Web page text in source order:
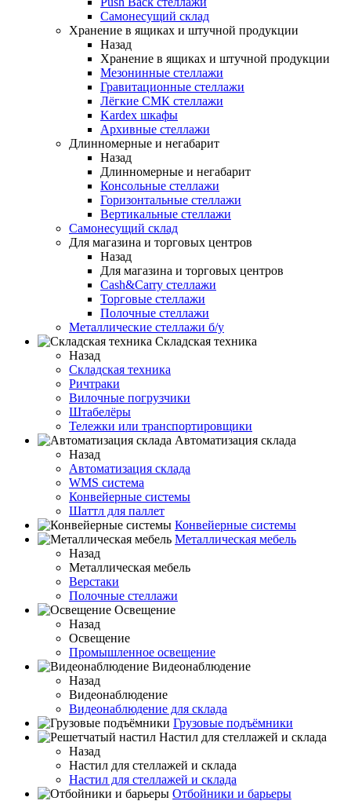
Самонесущий склад
Хранение в ящиках и штучной продукции
Назад
Хранение в ящиках и штучной продукции
Мезонинные стеллажи
Гравитационные стеллажи
Лёгкие СМК стеллажи
Kardex шкафы
Архивные стеллажи
Длинномерные и негабарит
Назад
Длинномерные и негабарит
Консольные стеллажи
Горизонтальные стеллажи
Вертикальные стеллажи
Самонесущий склад
Для магазина и торговых центров
Назад
Для магазина и торговых центров
Cash&Carry стеллажи
Торговые стеллажи
Полочные стеллажи
Металлические стеллажи б/у
Складская техника
Назад
Складская техника
Ричтраки
Вилочные погрузчики
Штабелёры
Тележки или транспортировщики
Автоматизация склада
Назад
Автоматизация склада
WMS система
Конвейерные системы
Шаттл для паллет
Конвейерные системы
Металлическая мебель
Назад
Металлическая мебель
Верстаки
Полочные стеллажи
Освещение
Назад
Освещение
Промышленное освещение
Видеонаблюдение
Назад
Видеонаблюдение
Видеонаблюдение для склада
Грузовые подъёмники
Настил для стеллажей и склада
Назад
Настил для стеллажей и склада
Настил для стеллажей и склада
Отбойники и барьеры